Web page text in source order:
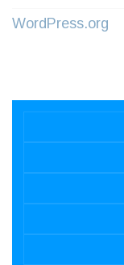
WordPress.org